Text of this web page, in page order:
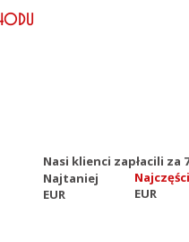
Nasi klienci zapłacili za
Najtaniej
EUR
EUR